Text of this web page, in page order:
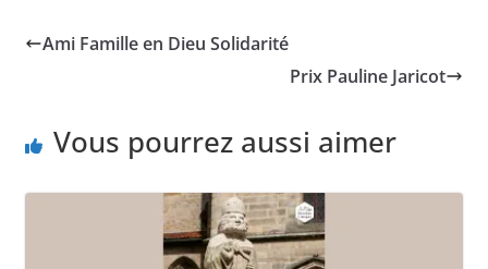
Ami Famille en Dieu Solidarité
Prix Pauline Jaricot
Vous pourrez aussi aimer